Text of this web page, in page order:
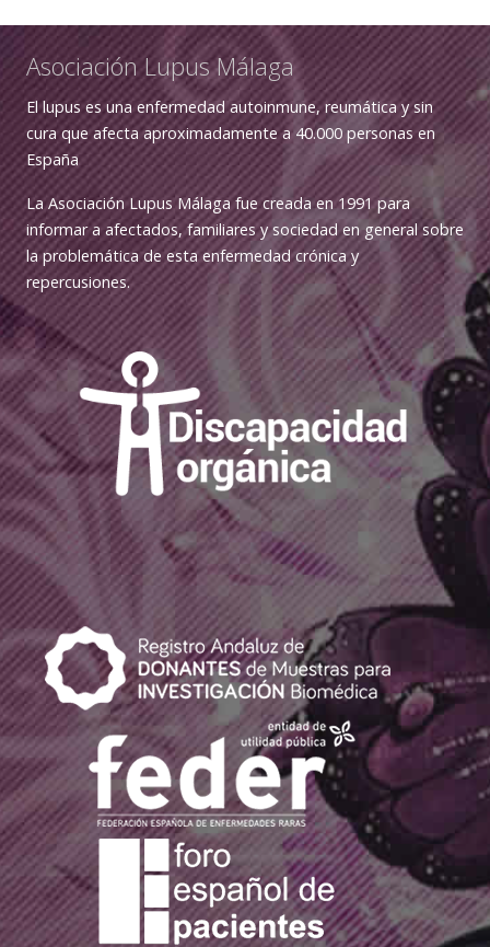
Asociación Lupus Málaga
El lupus es una enfermedad autoinmune, reumática y sin
cura que afecta aproximadamente a 40.000 personas en
España
La Asociación Lupus Málaga fue creada en 1991 para
informar a afectados, familiares y sociedad en general sobre
la problemática de esta enfermedad crónica y
repercusiones.